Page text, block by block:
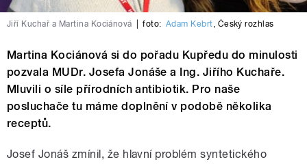
Jiří Kuchař a Martina Kociánová foto: Adam Kebrt, Český rozhlas
Martina Kociánová si do pořadu Kupředu do minulosti
pozvala MUDr. Josefa Jonáše a Ing. Jiřího Kuchaře.
Mluvili o síle přírodních antibiotik. Pro naše
posluchače tu máme doplnění v podobě několika
receptů.
Josef Jonáš zmínil, že hlavní problém syntetického